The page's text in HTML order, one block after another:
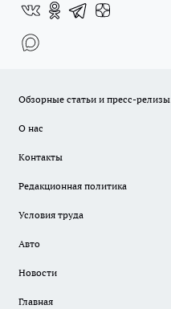
Обзорные статьи и пресс-релизы
О нас
Контакты
Редакционная политика
Условия труда
Авто
Новости
Главная